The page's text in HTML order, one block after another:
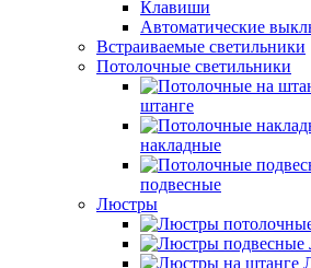
Клавиши
Автоматические
Встраиваемые светильники
Потолочные светильники
штанге
накладные
подвесные
Люстры